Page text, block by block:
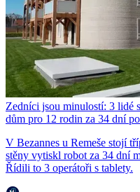
Zedníci jsou minulostí: 3 lidé
dům pro 12 rodin za 34 dní
V Bezannes u Remeše stojí
stěny vytiskl robot za 34 dní
Řídili to 3 operátoři s tablety.